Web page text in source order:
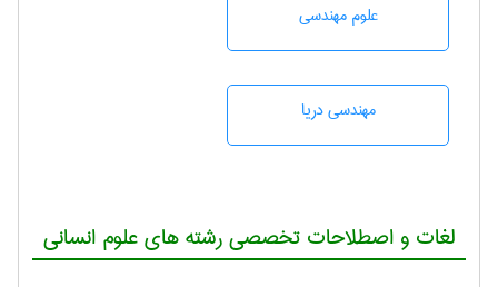
علوم مهندسی
مهندسی دریا
لغات و اصطلاحات تخصصی رشته های علوم انسانی